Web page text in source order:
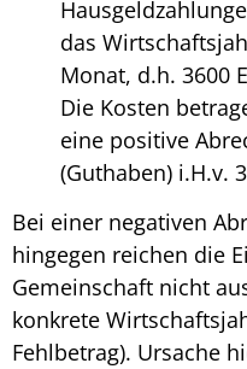
das
Monat, d.h. 3600
Die Kosten
eine positive
(Guthaben) i.H.v.
Bei einer negativen
hingegen reichen die
Gemeinschaft nicht
konkrete
Fehlbetrag). Ursache